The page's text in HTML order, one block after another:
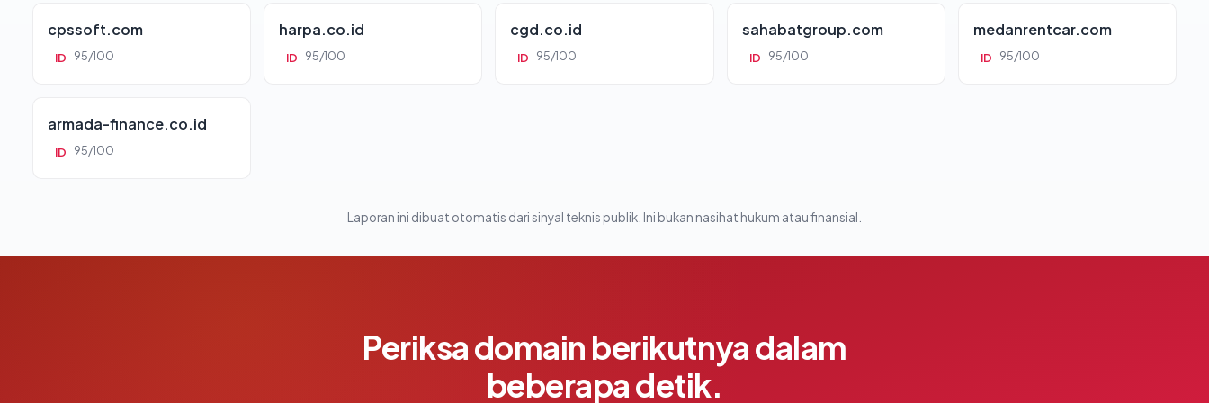
cpssoft.com
ID 95/100
harpa.co.id
ID 95/100
cgd.co.id
ID 95/100
sahabatgroup.com
ID 95/100
medanrentcar.com
ID 95/100
armada-finance.co.id
ID 95/100
Laporan ini dibuat otomatis dari sinyal teknis publik. Ini bukan nasihat hukum atau finansial.
Periksa domain berikutnya dalam
beberapa detik.